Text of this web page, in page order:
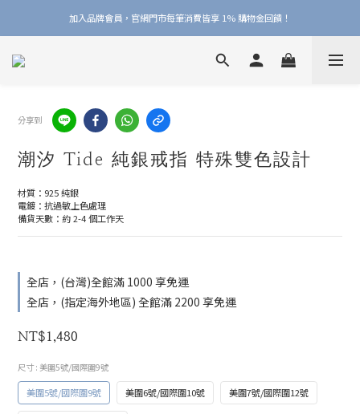
加入品牌會員，官網門市每筆消費皆享 1% 購物金回饋！
加入品牌會員，官網門市每筆消費皆享 1% 購物金回饋！
線上線下皆可累積 & 折抵購物金，再送 $50 入會禮
分享到
潮汐 Tide 純銀戒指 特殊雙色設計
材質：925 純銀
電鍍：抗過敏上色處理
備貨天數：約 2-4 個工作天
全店，(台灣)全館滿 1000 享免運
全店，(指定海外地區) 全館滿 2200 享免運
NT$1,480
尺寸 : 美圍5號/國際圍9號
美圍5號/國際圍9號 美圍6號/國際圍10號 美圍7號/國際圍12號